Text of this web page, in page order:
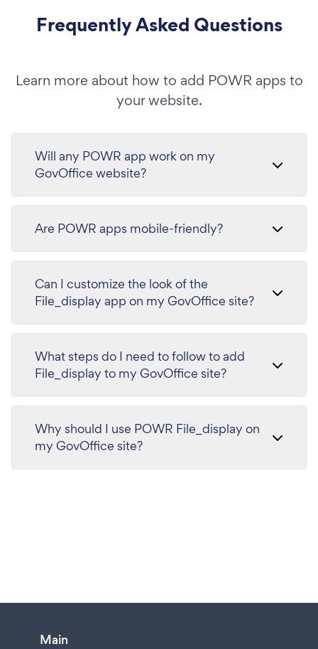
Frequently Asked Questions
Learn more about how to add POWR apps to
your website.
Will any POWR app work on my
GovOffice website?
Are POWR apps mobile-friendly?
Can I customize the look of the
File_display app on my GovOffice site?
What steps do I need to follow to add
File_display to my GovOffice site?
Why should I use POWR File_display on
my GovOffice site?
Main